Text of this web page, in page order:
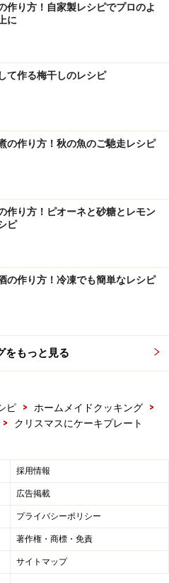
作り方！自家製レシピでプロのよ
に
て作る梅干しのレシピ
の作り方！秋の魚のご馳走レシピ
作り方！ピオーネと砂糖とレモン
ピ
の作り方！冷凍でも簡単なレシピ
をもっと見る
ピ > ホームメイドクッキング
>
> クリスマスにケーキプレート
採用情報
広告掲載
プライバシーポリシー
著作権・商標・免責
サイトマップ